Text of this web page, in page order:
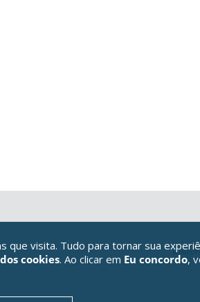
que visita. Tudo para tornar sua
cookies. Ao clicar em Eu concordo,